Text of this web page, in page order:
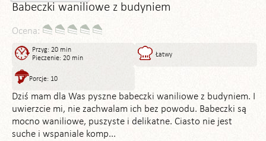
Babeczki waniliowe z budyniem
Ocena:
Przyg: 20 min
Pieczenie: 20 min
Łatwy
Porcje: 10
Dziś mam dla Was pyszne babeczki waniliowe z budyniem. I
uwierzcie mi, nie zachwalam ich bez powodu. Babeczki są
mocno waniliowe, puszyste i delikatne. Ciasto nie jest
suche i wspaniale komp...